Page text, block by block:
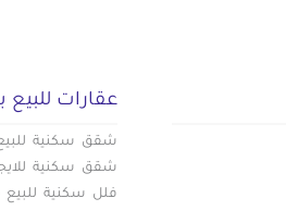
عقارات للبيع
شقق سكنية
شقق سكنية
فلل سكنية للبيع